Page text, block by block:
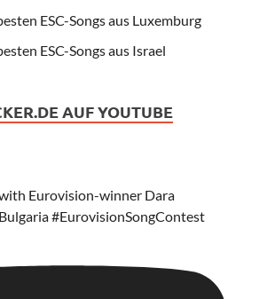
ESC-Songs aus Luxemburg
ESC-Songs aus Israel
AUF YOUTUBE
Eurovision-winner Dara
#EurovisionSongContest